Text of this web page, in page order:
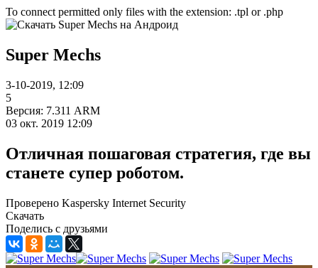
To connect permitted only files with the extension: .tpl or .php
Super Mechs
3-10-2019, 12:09
5
Версия: 7.311 ARM
03 окт. 2019 12:09
Отличная пошаговая стратегия, где вы
станете супер роботом.
Проверено Kaspersky Internet Security
Скачать
Поделись с друзьями